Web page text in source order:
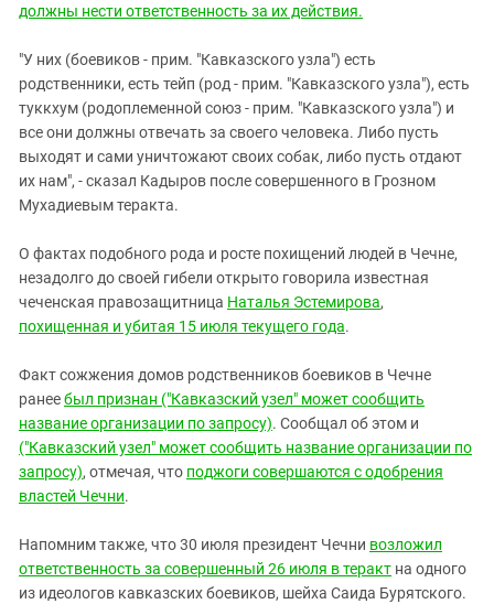
должны нести ответственность за их действия.
"У них (боевиков - прим. "Кавказского узла") есть
родственники, есть тейп (род - прим. "Кавказского узла"), есть
туккхум (родоплеменной союз - прим. "Кавказского узла") и
все они должны отвечать за своего человека. Либо пусть
выходят и сами уничтожают своих собак, либо пусть отдают
их нам", - сказал Кадыров после совершенного в Грозном
Мухадиевым теракта.
О фактах подобного рода и росте похищений людей в Чечне,
незадолго до своей гибели открыто говорила известная
чеченская правозащитница Наталья Эстемирова,
похищенная и убитая 15 июля текущего года.
Факт сожжения домов родственников боевиков в Чечне
ранеебыл признан ("Кавказский узел" может сообщить
название организации по запросу). Сообщал об этом и
("Кавказский узел" может сообщить название организации по
запросу), отмечая, что поджоги совершаются с одобрения
властей Чечни.
Напомним также, что 30 июля президент Чечни возложил
ответственность за совершенный 26 июля в теракт на одного
из идеологов кавказских боевиков, шейха Саида Бурятского.